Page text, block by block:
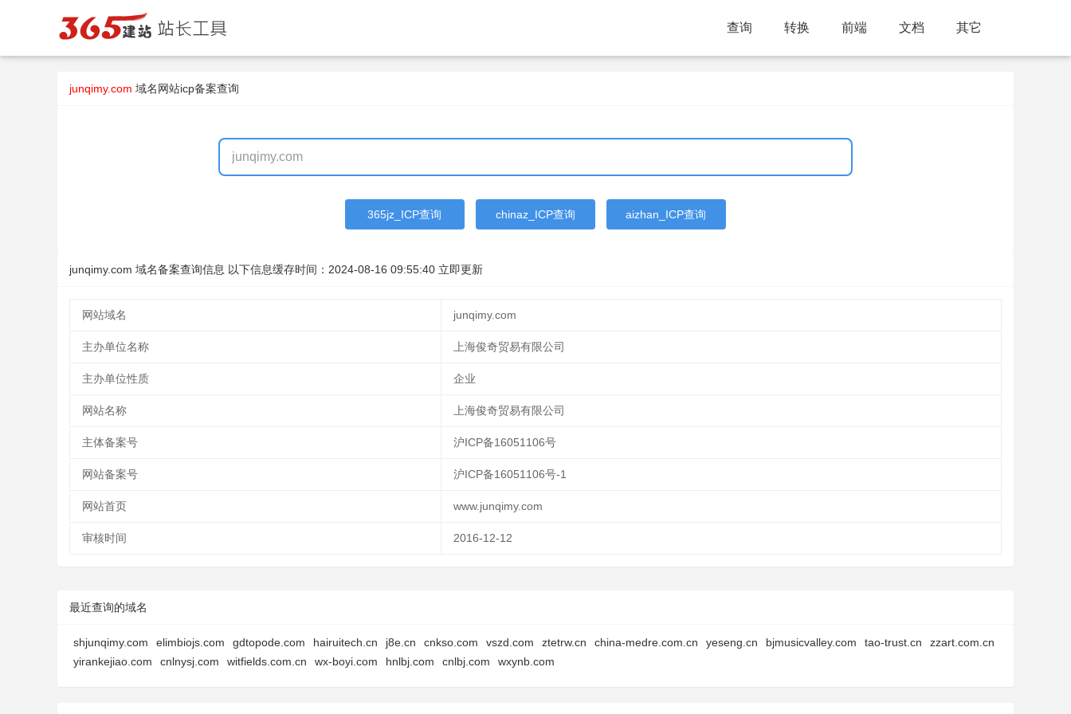
查询 转换 前端 文档 其它
junqimy.com 域名网站icp备案查询
365jz_ICP查询 chinaz_ICP查询 aizhan_ICP查询
junqimy.com 域名备案查询信息 以下信息缓存时间： 2024-08-16 09:55:40 立即更新
网站域名 junqimy.com
主办单位名称 上海俊奇贸易有限公司
主办单位性质 企业
网站名称 上海俊奇贸易有限公司
主体备案号 沪ICP备16051106号
网站备案号 沪ICP备16051106号-1
网站首页 www.junqimy.com
审核时间 2016-12-12
最近查询的域名
shjunqimy.com elimbiojs.com gdtopode.com hairuitech.cn j8e.cn cnkso.com vszd.com ztetrw.cn china-medre.com.cn yeseng.cn bjmusicvalley.com tao-trust.cn
zzart.com.cn
yirankejiao.com
cnlnysj.com witfields.com.cn wx-boyi.com hnlbj.com cnlbj.com wxynb.com